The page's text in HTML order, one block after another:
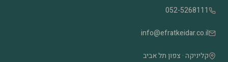
052-5268111
info@efratkeidar.co.il
קליניקה · צפון תל אביב